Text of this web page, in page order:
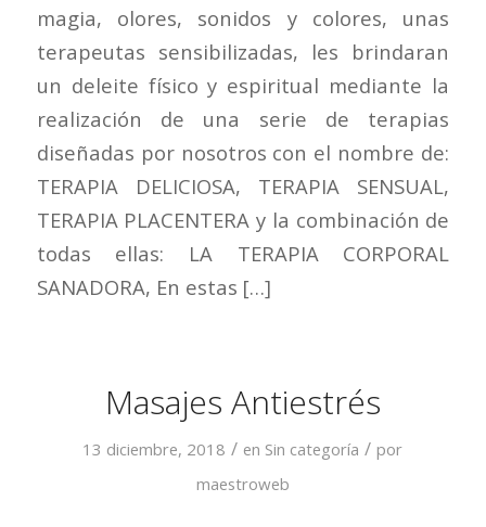
magia, olores, sonidos y colores, unas
terapeutas sensibilizadas, les brindaran
un deleite físico y espiritual mediante la
realización de una serie de terapias
diseñadas por nosotros con el nombre de:
TERAPIA DELICIOSA, TERAPIA SENSUAL,
TERAPIA PLACENTERA y la combinación de
todas ellas: LA TERAPIA CORPORAL
SANADORA, En estas […]
Masajes Antiestrés
13 diciembre, 2018 / en Sin categoría / por
maestroweb